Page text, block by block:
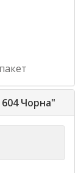
Чорна"